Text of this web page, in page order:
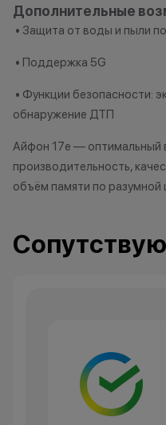
Дополнительные
• Защита от воды и пыли
• Поддержка 5G
• Функции безопасности:
обнаружение ДТП
Айфон 17e — оптимальный
производительность,
объём памяти по разумной